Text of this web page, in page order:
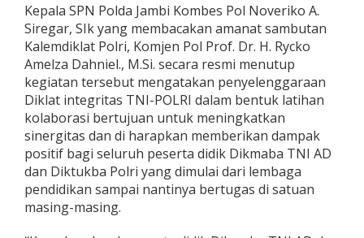
a
b
o
a
s
i
D
i
k
m
a
b
Kepala SPN Polda Jambi Kombes Pol Noveriko A.
Siregar, SIk yang membacakan amanat sambutan
Kalemdiklat Polri, Komjen Pol Prof. Dr. H. Rycko
Amelza Dahniel., M.Si. secara resmi menutup
kegiatan tersebut mengatakan penyelenggaraan
Diklat integritas TNI-POLRI dalam bentuk latihan
kolaborasi bertujuan untuk meningkatkan
sinergitas dan di harapkan memberikan dampak
positif bagi seluruh peserta didik Dikmaba TNI AD
dan Diktukba Polri yang dimulai dari lembaga
pendidikan sampai nantinya bertugas di satuan
masing-masing.